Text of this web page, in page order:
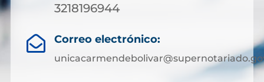
3218196944
 Correo electrónico: